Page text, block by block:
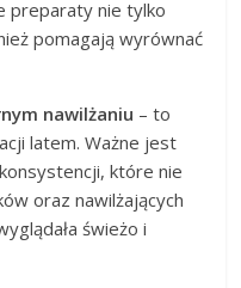
preparaty nie tylko
pomagają wyrównać
nawilżaniu – to
latem. Ważne jest
które nie
oraz nawilżających
świeżo i